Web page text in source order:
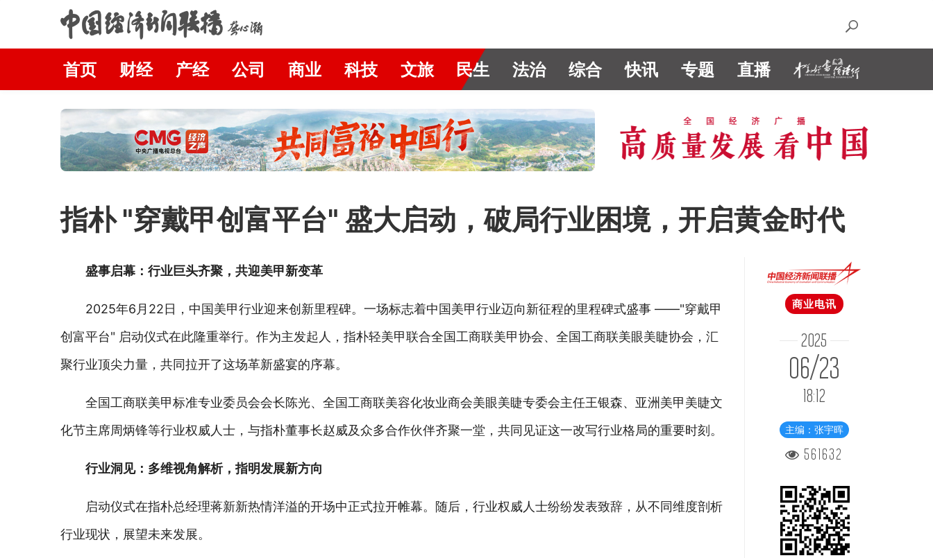
首页 财经 产经 公司 商业 科技 文旅 民生 法治 综合 快讯 专题 直播
指朴 "穿戴甲创富平台" 盛大启动，破局行业困境，开启黄金时代
盛事启幕：行业巨头齐聚，共迎美甲新变革
2025年6月22日，中国美甲行业迎来创新里程碑。一场标志着中国美甲行业迈向新征程的里程碑式盛事 ——"穿戴甲
创富平台" 启动仪式在此隆重举行。作为主发起人，指朴轻美甲联合全国工商联美甲协会、全国工商联美眼美睫协会，汇
聚行业顶尖力量，共同拉开了这场革新盛宴的序幕。
全国工商联美甲标准专业委员会会长陈光、全国工商联美容化妆业商会美眼美睫专委会主任王银森、亚洲美甲美睫文
化节主席周炳锋等行业权威人士，与指朴董事长赵威及众多合作伙伴齐聚一堂，共同见证这一改写行业格局的重要时刻。
行业洞见：多维视角解析，指明发展新方向
启动仪式在指朴总经理蒋新新热情洋溢的开场中正式拉开帷幕。随后，行业权威人士纷纷发表致辞，从不同维度剖析
行业现状，展望未来发展。
商业电讯
2025
06/23
18:12
主编：张宇晖
561632